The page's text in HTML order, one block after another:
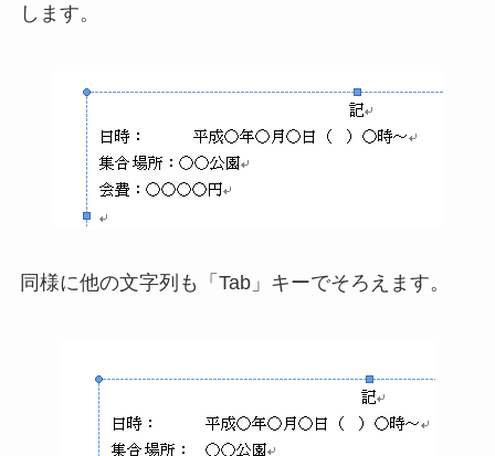
します。
同様に他の文字列も「Tab」キーでそろえます。